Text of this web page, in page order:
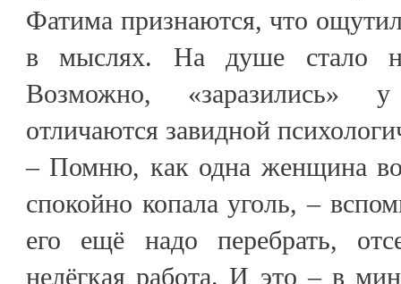
Фатима признаются, что
в мыслях. На душе стало
Возможно, «заразились»
отличаются завидной
– Помню, как одна женщина
спокойно копала уголь, –
его ещё надо перебрать,
нелёгкая работа. И это – в